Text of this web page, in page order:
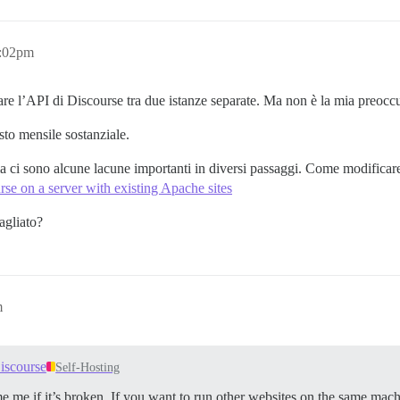
l’API di Discourse tra due istanze separate. Ma non è la mia
mensile sostanziale.
ci sono alcune lacune importanti in diversi passaggi. Come
on a server with existing Apache sites
Self-Hosting
if it’s broken. If you want to run other websites on the same